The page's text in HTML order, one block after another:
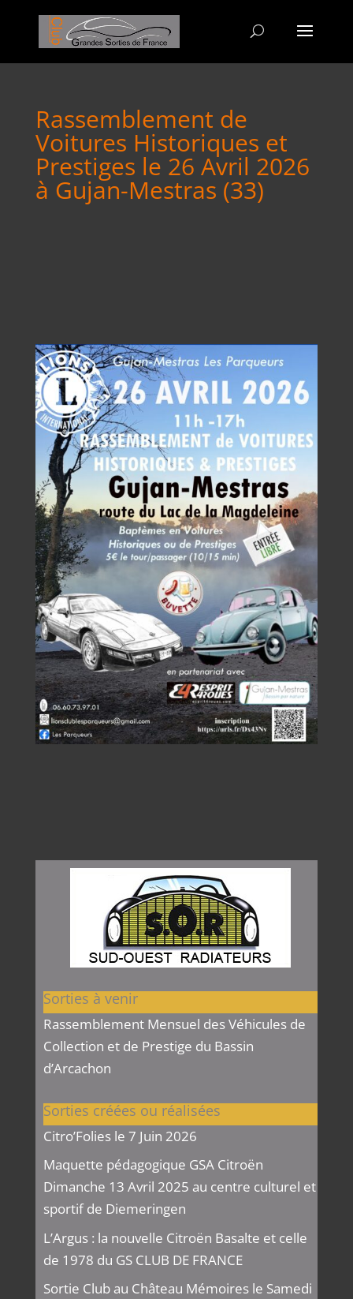
Rassemblement de
Voitures Historiques et
Prestiges le 26 Avril 2026
à Gujan-Mestras (33)
Sorties à venir
Rassemblement Mensuel des Véhicules de
Collection et de Prestige du Bassin
d’Arcachon
Sorties créées ou réalisées
Citro’Folies le 7 Juin 2026
Maquette pédagogique GSA Citroën
Dimanche 13 Avril 2025 au centre culturel et
sportif de Diemeringen
L’Argus : la nouvelle Citroën Basalte et celle
de 1978 du GS CLUB DE FRANCE
Sortie Club au Château Mémoires le Samedi